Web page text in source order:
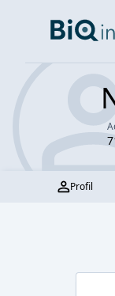
Profil